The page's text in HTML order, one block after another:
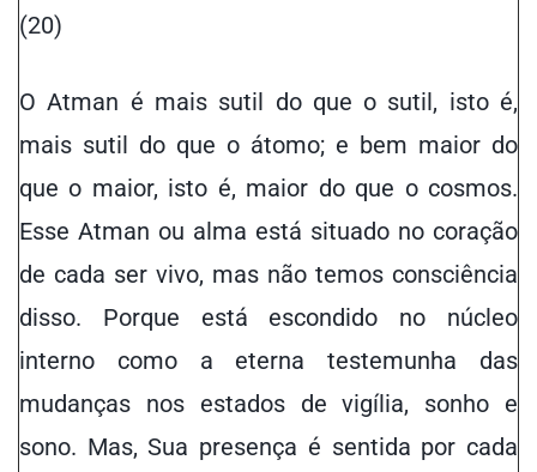
(20)
O Atman é mais sutil do que o sutil, isto é,
mais sutil do que o átomo; e bem maior do
que o maior, isto é, maior do que o cosmos.
Esse Atman ou alma está situado no coração
de cada ser vivo, mas não temos consciência
disso. Porque está escondido no núcleo
interno como a eterna testemunha das
mudanças nos estados de vigília, sonho e
sono. Mas, Sua presença é sentida por cada